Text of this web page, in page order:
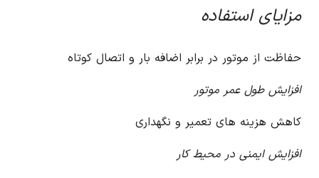
مزایای استفاده
حفاظت از موتور در برابر اضافه بار و اتصال کوتاه
افزایش طول عمر موتور
کاهش هزینه های تعمیر و نگهداری
افزایش ایمنی در محیط کار